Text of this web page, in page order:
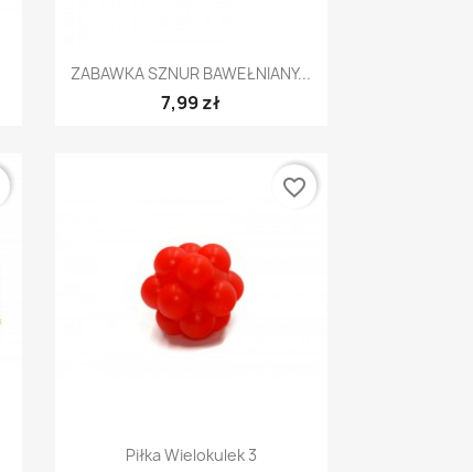
Szybki podgląd
ZABAWKA SZNUR BAWEŁNIANY...
7,99 zł
Szybki podgląd
Piłka Wielokulek 3
favorite_border